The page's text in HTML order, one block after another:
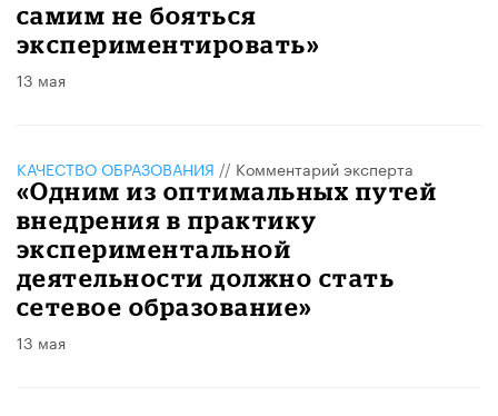
самим не бояться
экспериментировать»
13 мая
КАЧЕСТВО ОБРАЗОВАНИЯ // Комментарий эксперта
«Одним из оптимальных путей
внедрения в практику
экспериментальной
деятельности должно стать
сетевое образование»
13 мая